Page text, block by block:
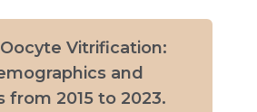
Vitrification:
and
from 2015 to 2023.